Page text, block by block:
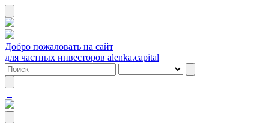
Добро пожаловать на сайт
для частных инвесторов alenka.capital